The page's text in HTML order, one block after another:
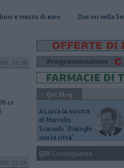
euro Due ori nella Senna per
12:08
ex
12:15
Qui Blog
A Lucca la mostra
di Marcello
Scarselli “Dialoghi
con la città"
QUI Condoglianze